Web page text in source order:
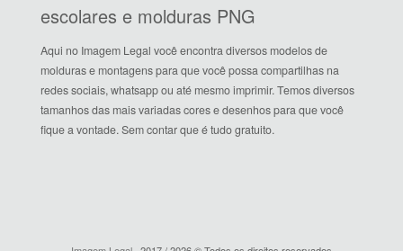
escolares e molduras PNG
Aqui no Imagem Legal você encontra diversos modelos de
molduras e montagens para que você possa compartilhas na
redes sociais, whatsapp ou até mesmo imprimir. Temos diversos
tamanhos das mais variadas cores e desenhos para que você
fique a vontade. Sem contar que é tudo gratuito.